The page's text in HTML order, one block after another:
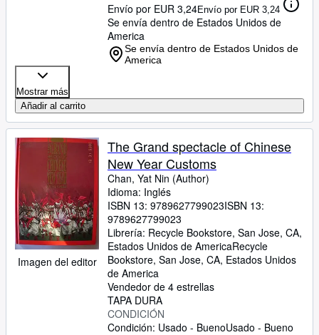
Envío por EUR 3,24Envío por EUR 3,24
Se envía dentro de Estados Unidos de
America
Se envía dentro de Estados Unidos de
America
Mostrar más
Añadir al carrito
Imagen del editor
The Grand spectacle of Chinese
New Year Customs
Chan, Yat Nin (Author)
Idioma: Inglés
ISBN 13: 9789627799023ISBN 13:
9789627799023
Librería: Recycle Bookstore, San Jose, CA,
Estados Unidos de AmericaRecycle
Bookstore, San Jose, CA, Estados Unidos
de America
Vendedor de 4 estrellas
TAPA DURA
CONDICIÓN
Condición: Usado - BuenoUsado - Bueno